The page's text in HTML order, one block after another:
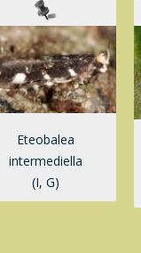
Eteobalea
intermediella
(I, G)